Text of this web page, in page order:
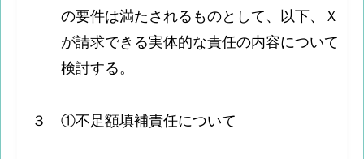
の要件は満たされるものとして、以下、Ｘ
が請求できる実体的な責任の内容について
検討する。
３ ①不足額填補責任について